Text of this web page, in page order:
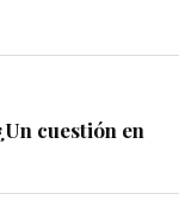
cuestión en